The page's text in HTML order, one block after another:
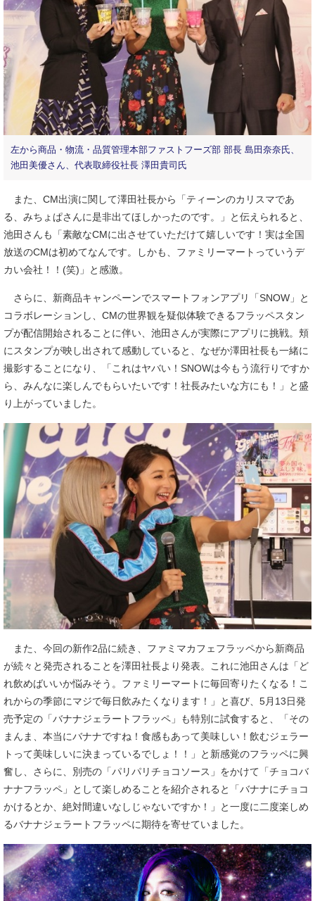
左から商品・物流・品質管理本部ファストフーズ部 部長 島田奈奈氏、
池田美優さん、代表取締役社長 澤田貴司氏
また、CM出演に関して澤田社長から「ティーンのカリスマであ
る、みちょぱさんに是非出てほしかったのです。」と伝えられると、
池田さんも「素敵なCMに出させていただけて嬉しいです！実は全国
放送のCMは初めてなんです。しかも、ファミリーマートっていうデ
カい会社！！(笑)」と感激。
さらに、新商品キャンペーンでスマートフォンアプリ「SNOW」と
コラボレーションし、CMの世界観を疑似体験できるフラッペスタン
プが配信開始されることに伴い、池田さんが実際にアプリに挑戦。頬
にスタンプが映し出されて感動していると、なぜか澤田社長も一緒に
撮影することになり、「これはヤバい！SNOWは今もう流行りですか
ら、みんなに楽しんでもらいたいです！社長みたいな方にも！」と盛
り上がっていました。
また、今回の新作2品に続き、ファミマカフェフラッペから新商品
が続々と発売されることを澤田社長より発表。これに池田さんは「ど
れ飲めばいいか悩みそう。ファミリーマートに毎回寄りたくなる！こ
れからの季節にマジで毎日飲みたくなります！」と喜び、5月13日発
売予定の「バナナジェラートフラッペ」も特別に試食すると、「その
まんま、本当にバナナですね！食感もあって美味しい！飲むジェラー
トって美味しいに決まっているでしょ！！」と新感覚のフラッペに興
奮し、さらに、別売の「パリパリチョコソース」をかけて「チョコバ
ナナフラッペ」として楽しめることを紹介されると「バナナにチョコ
かけるとか、絶対間違いなしじゃないですか！」と一度に二度楽しめ
るバナナジェラートフラッペに期待を寄せていました。